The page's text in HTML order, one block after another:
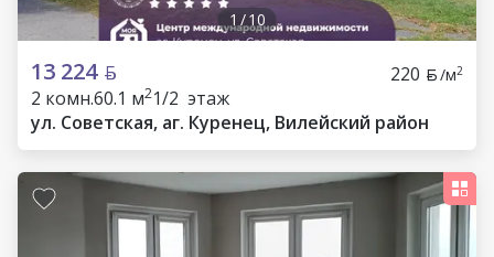
1 /10
13 224 220 /м2
2 комн.60.1 м21/2 этаж
ул. Советская, аг. Куренец, Вилейский район